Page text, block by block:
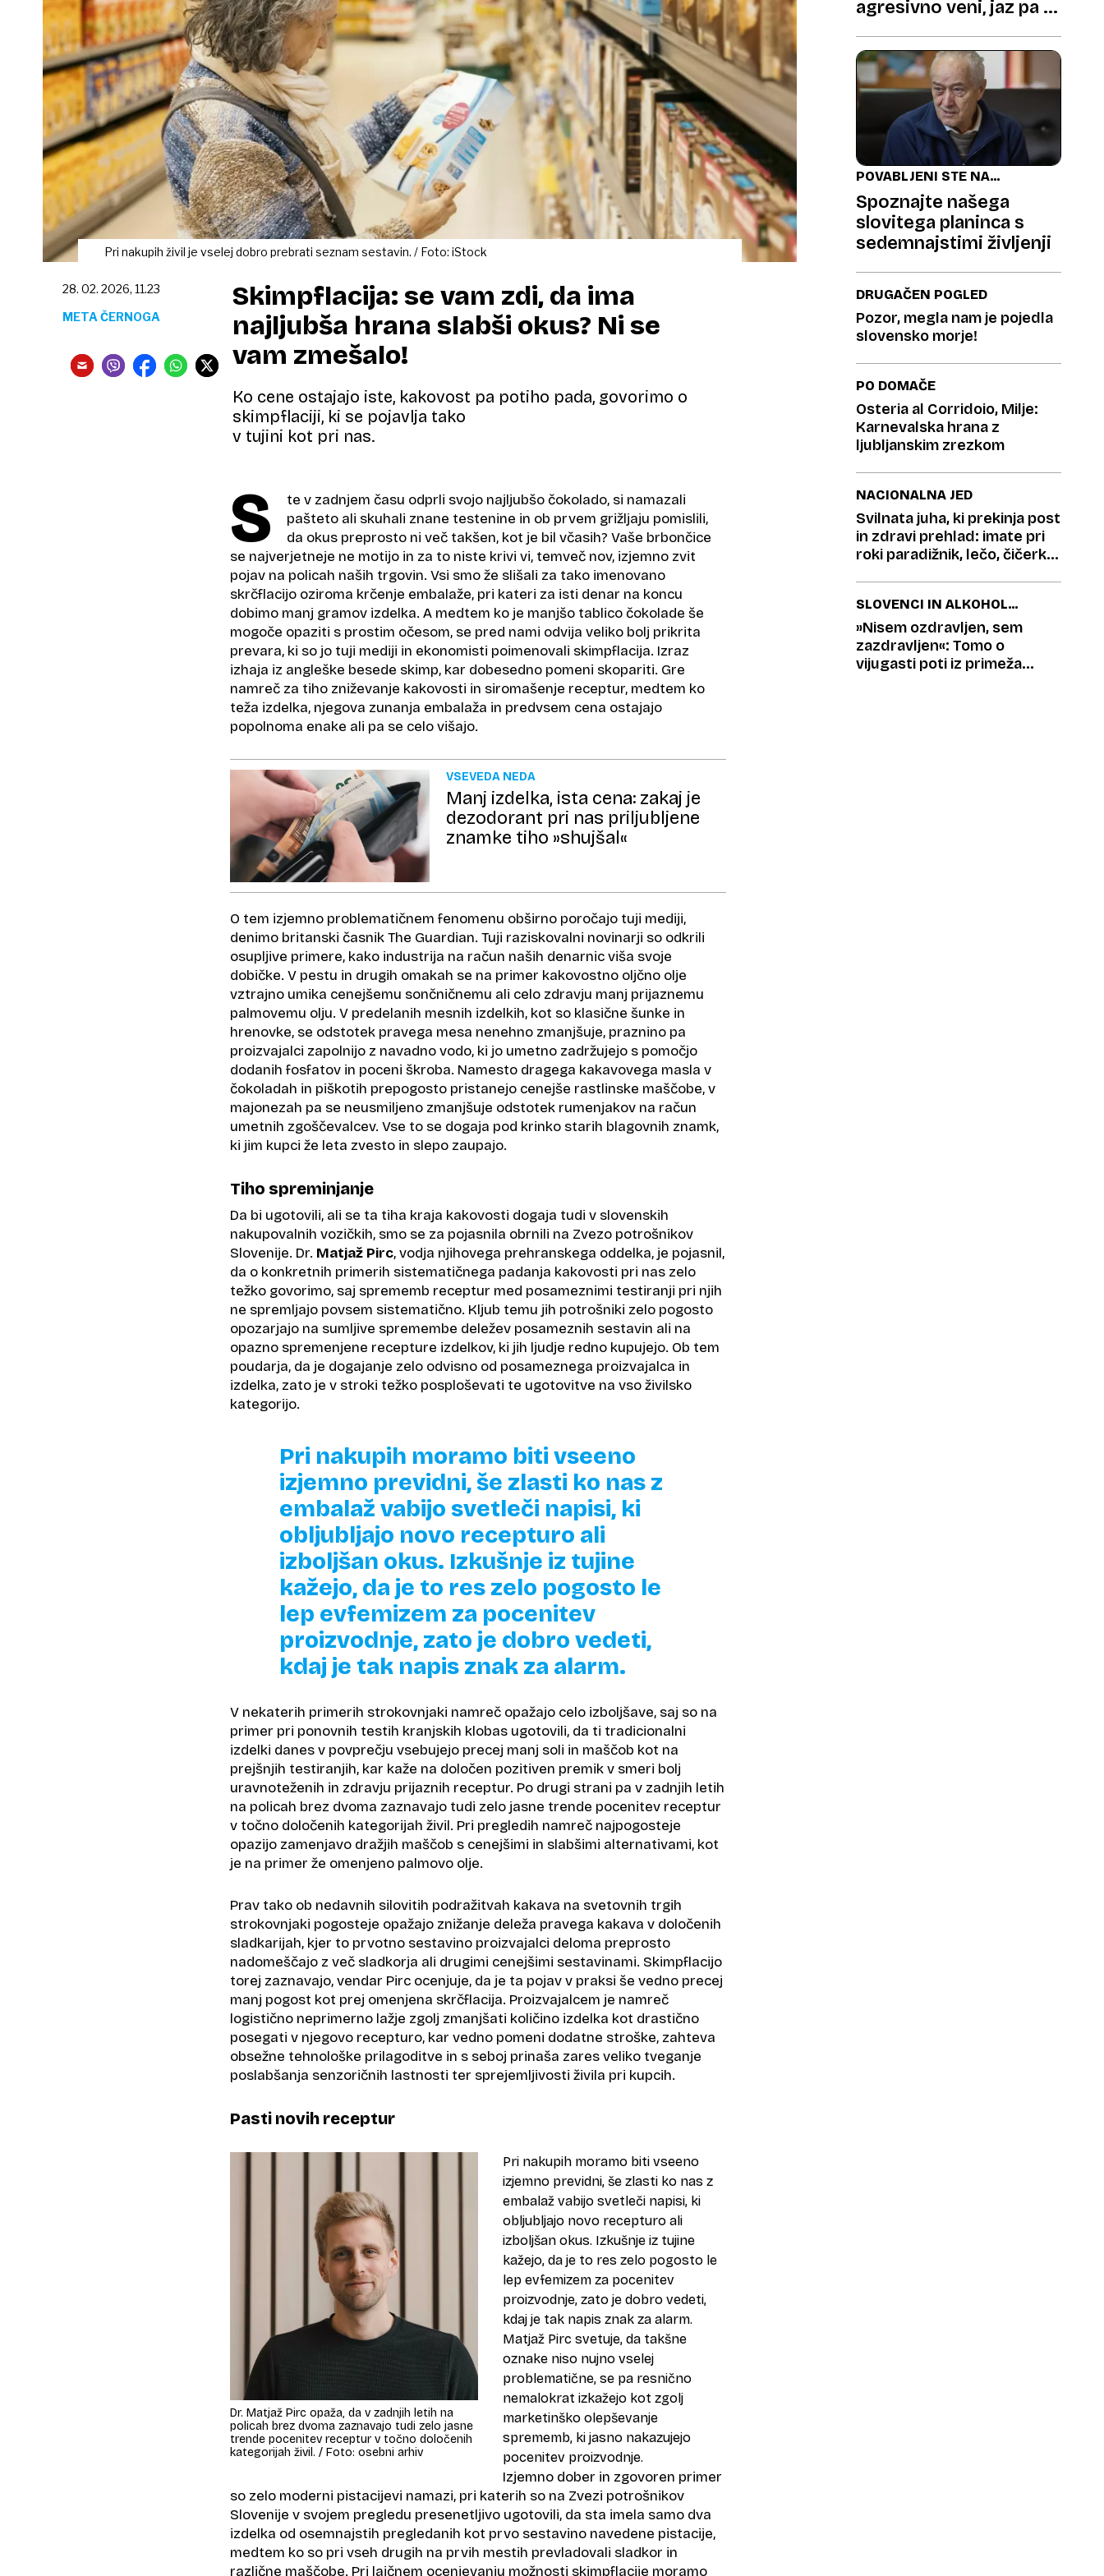
Pri nakupih živil je vselej dobro prebrati seznam sestavin. / Foto: iStock
Skimpflacija: se vam zdi, da ima
najljubša hrana slabši okus? Ni se
vam zmešalo!
Ko cene ostajajo iste, kakovost pa potiho pada, govorimo o
skimpflaciji, ki se pojavlja tako
v tujini kot pri nas.
28. 02. 2026, 11.23
META ČERNOGA
S
te v zadnjem času odprli svojo najljubšo čokolado, si namazali
pašteto ali skuhali znane testenine in ob prvem grižljaju pomislili,
da okus preprosto ni več takšen, kot je bil včasih? Vaše brbončice
se najverjetneje ne motijo in za to niste krivi vi, temveč nov, izjemno zvit
pojav na policah naših trgovin. Vsi smo že slišali za tako imenovano
skrčflacijo oziroma krčenje embalaže, pri kateri za isti denar na koncu
dobimo manj gramov izdelka. A medtem ko je manjšo tablico čokolade še
mogoče opaziti s prostim očesom, se pred nami odvija veliko bolj prikrita
prevara, ki so jo tuji mediji in ekonomisti poimenovali skimpflacija. Izraz
izhaja iz angleške besede skimp, kar dobesedno pomeni skopariti. Gre
namreč za tiho zniževanje kakovosti in siromašenje receptur, medtem ko
teža izdelka, njegova zunanja embalaža in predvsem cena ostajajo
popolnoma enake ali pa se celo višajo.
VSEVEDA NEDA
Manj izdelka, ista cena: zakaj je
dezodorant pri nas priljubljene
znamke tiho »shujšal«
O tem izjemno problematičnem fenomenu obširno poročajo tuji mediji,
denimo britanski časnik The Guardian. Tuji raziskovalni novinarji so odkrili
osupljive primere, kako industrija na račun naših denarnic viša svoje
dobičke. V pestu in drugih omakah se na primer kakovostno oljčno olje
vztrajno umika cenejšemu sončničnemu ali celo zdravju manj prijaznemu
palmovemu olju. V predelanih mesnih izdelkih, kot so klasične šunke in
hrenovke, se odstotek pravega mesa nenehno zmanjšuje, praznino pa
proizvajalci zapolnijo z navadno vodo, ki jo umetno zadržujejo s pomočjo
dodanih fosfatov in poceni škroba. Namesto dragega kakavovega masla v
čokoladah in piškotih prepogosto pristanejo cenejše rastlinske maščobe, v
majonezah pa se neusmiljeno zmanjšuje odstotek rumenjakov na račun
umetnih zgoščevalcev. Vse to se dogaja pod krinko starih blagovnih znamk,
ki jim kupci že leta zvesto in slepo zaupajo.
Tiho spreminjanje
Da bi ugotovili, ali se ta tiha kraja kakovosti dogaja tudi v slovenskih
nakupovalnih vozičkih, smo se za pojasnila obrnili na Zvezo potrošnikov
Slovenije. Dr. Matjaž Pirc, vodja njihovega prehranskega oddelka, je pojasnil,
da o konkretnih primerih sistematičnega padanja kakovosti pri nas zelo
težko govorimo, saj sprememb receptur med posameznimi testiranji pri njih
ne spremljajo povsem sistematično. Kljub temu jih potrošniki zelo pogosto
opozarjajo na sumljive spremembe deležev posameznih sestavin ali na
opazno spremenjene recepture izdelkov, ki jih ljudje redno kupujejo. Ob tem
poudarja, da je dogajanje zelo odvisno od posameznega proizvajalca in
izdelka, zato je v stroki težko posploševati te ugotovitve na vso živilsko
kategorijo.
Pri nakupih moramo biti vseeno
izjemno previdni, še zlasti ko nas z
embalaž vabijo svetleči napisi, ki
obljubljajo novo recepturo ali
izboljšan okus. Izkušnje iz tujine
kažejo, da je to res zelo pogosto le
lep evfemizem za pocenitev
proizvodnje, zato je dobro vedeti,
kdaj je tak napis znak za alarm.
V nekaterih primerih strokovnjaki namreč opažajo celo izboljšave, saj so na
primer pri ponovnih testih kranjskih klobas ugotovili, da ti tradicionalni
izdelki danes v povprečju vsebujejo precej manj soli in maščob kot na
prejšnjih testiranjih, kar kaže na določen pozitiven premik v smeri bolj
uravnoteženih in zdravju prijaznih receptur. Po drugi strani pa v zadnjih letih
na policah brez dvoma zaznavajo tudi zelo jasne trende pocenitev receptur
v točno določenih kategorijah živil. Pri pregledih namreč najpogosteje
opazijo zamenjavo dražjih maščob s cenejšimi in slabšimi alternativami, kot
je na primer že omenjeno palmovo olje.
Prav tako ob nedavnih silovitih podražitvah kakava na svetovnih trgih
strokovnjaki pogosteje opažajo znižanje deleža pravega kakava v določenih
sladkarijah, kjer to prvotno sestavino proizvajalci deloma preprosto
nadomeščajo z več sladkorja ali drugimi cenejšimi sestavinami. Skimpflacijo
torej zaznavajo, vendar Pirc ocenjuje, da je ta pojav v praksi še vedno precej
manj pogost kot prej omenjena skrčflacija. Proizvajalcem je namreč
logistično neprimerno lažje zgolj zmanjšati količino izdelka kot drastično
posegati v njegovo recepturo, kar vedno pomeni dodatne stroške, zahteva
obsežne tehnološke prilagoditve in s seboj prinaša zares veliko tveganje
poslabšanja senzoričnih lastnosti ter sprejemljivosti živila pri kupcih.
Pasti novih receptur
Dr. Matjaž Pirc opaža, da v zadnjih letih na
policah brez dvoma zaznavajo tudi zelo jasne
trende pocenitev receptur v točno določenih
kategorijah živil. / Foto: osebni arhiv
Pri nakupih moramo biti vseeno
izjemno previdni, še zlasti ko nas z
embalaž vabijo svetleči napisi, ki
obljubljajo novo recepturo ali
izboljšan okus. Izkušnje iz tujine
kažejo, da je to res zelo pogosto le
lep evfemizem za pocenitev
proizvodnje, zato je dobro vedeti,
kdaj je tak napis znak za alarm.
Matjaž Pirc svetuje, da takšne
oznake niso nujno vselej
problematične, se pa resnično
nemalokrat izkažejo kot zgolj
marketinško olepševanje
sprememb, ki jasno nakazujejo
pocenitev proizvodnje.
Izjemno dober in zgovoren primer
so zelo moderni pistacijevi namazi, pri katerih so na Zvezi potrošnikov
Slovenije v svojem pregledu presenetljivo ugotovili, da sta imela samo dva
izdelka od osemnajstih pregledanih kot prvo sestavino navedene pistacije,
medtem ko so pri vseh drugih na prvih mestih prevladovali sladkor in
različne maščobe. Pri laičnem ocenjevanju možnosti skimpflacije moramo
agresivno veni, jaz pa jo
POVABLJENI STE NA
KAVO
Spoznajte našega
slovitega planinca s
sedemnajstimi življenji
DRUGAČEN POGLED
Pozor, megla nam je pojedla
slovensko morje!
PO DOMAČE
Osteria al Corridoio, Milje:
Karnevalska hrana z
ljubljanskim zrezkom
NACIONALNA JED
Svilnata juha, ki prekinja post
in zdravi prehlad: imate pri
roki paradižnik, lečo, čičerko
SLOVENCI IN ALKOHOL –
KDAJ BOMO REKLI
DOVOLJ?
»Nisem ozdravljen, sem
zazdravljen«: Tomo o
vijugasti poti iz primeža